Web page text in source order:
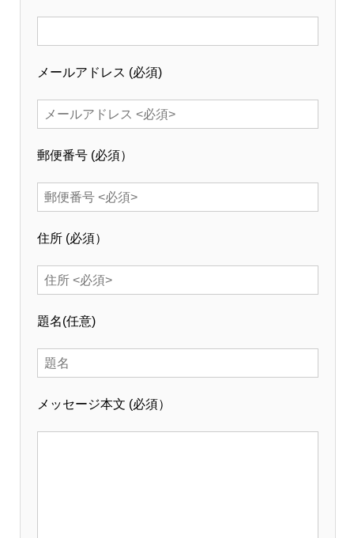
メールアドレス (必須)
郵便番号 (必須）
住所 (必須）
題名(任意)
メッセージ本文 (必須）